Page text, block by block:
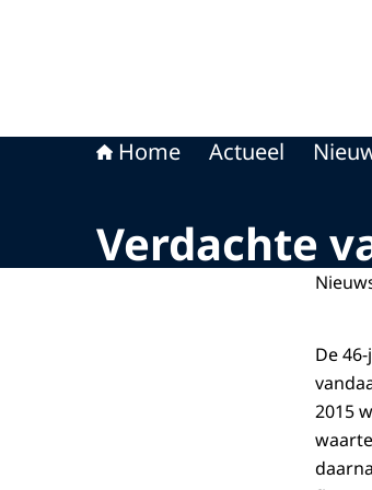
Home Actueel
Verdachte
De
2015